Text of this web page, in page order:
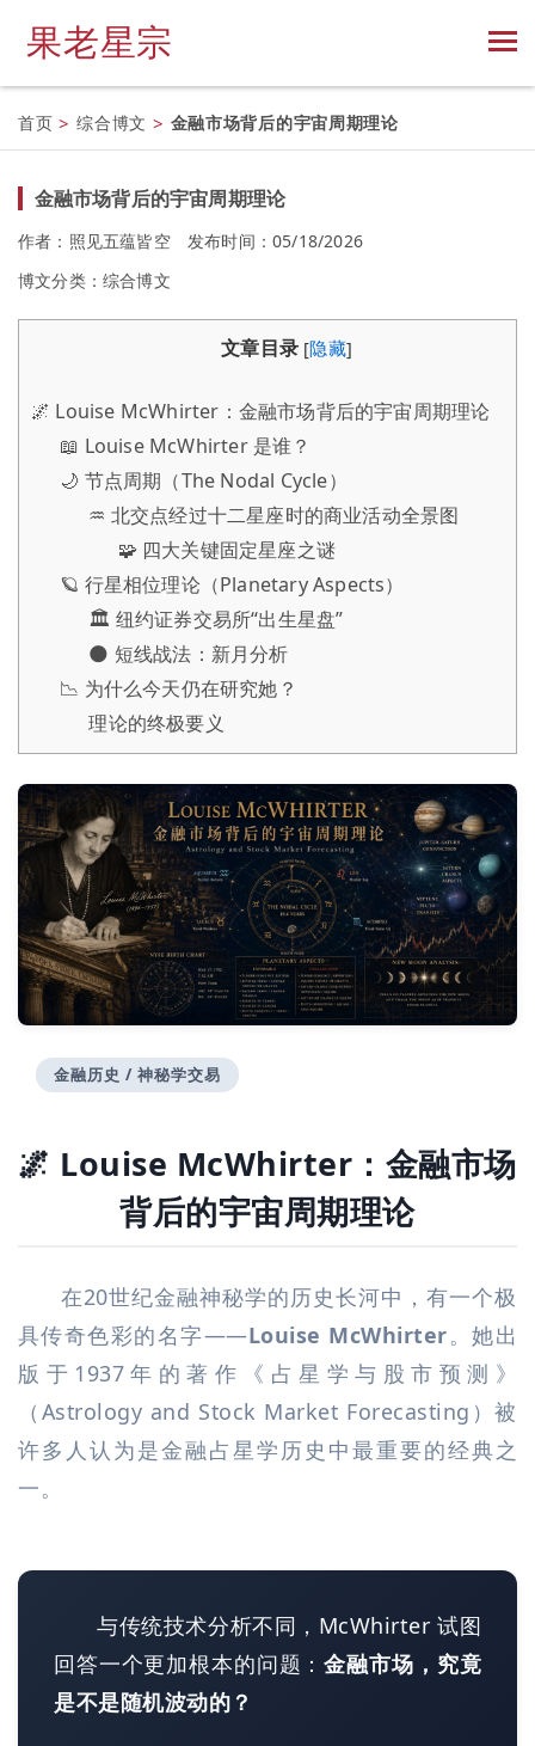
果老星宗
首页 > 综合博文 > 金融市场背后的宇宙周期理论
金融市场背后的宇宙周期理论
作者：照见五蕴皆空
发布时间：05/18/2026
博文分类： 综合博文
文章目录 [隐藏]
🌌 Louise McWhirter：金融市场背后的宇宙周期理论
📖 Louise McWhirter 是谁？
🌙 节点周期（The Nodal Cycle）
♒ 北交点经过十二星座时的商业活动全景图
🧩 四大关键固定星座之谜
🪐 行星相位理论（Planetary Aspects）
🏛 纽约证券交易所“出生星盘”
🌑 短线战法：新月分析
📉 为什么今天仍在研究她？
理论的终极要义
金融历史 / 神秘学交易
🌌 Louise McWhirter：金融市场
背后的宇宙周期理论
在20世纪金融神秘学的历史长河中，有一个极
具传奇色彩的名字——Louise McWhirter。她出
版于1937年的著作《占星学与股市预测》
（Astrology and Stock Market Forecasting）被
许多人认为是金融占星学历史中最重要的经典之
一。
与传统技术分析不同，McWhirter 试图
回答一个更加根本的问题：金融市场，究竟
是不是随机波动的？